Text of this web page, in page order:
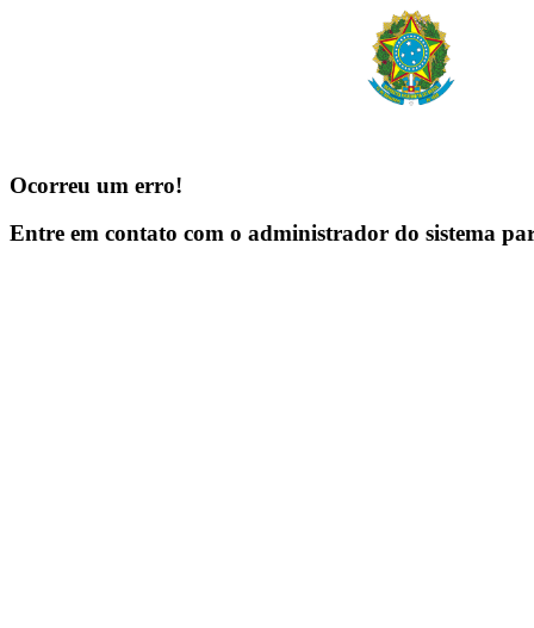
Ocorreu um erro!
Entre em contato com o administrador do sistema